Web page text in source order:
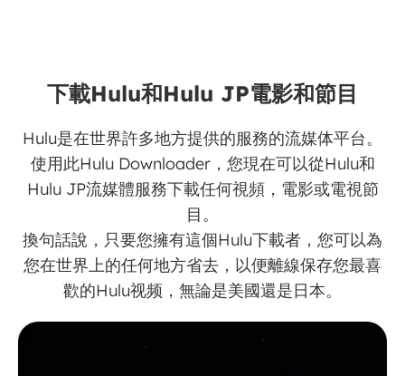
下載Hulu和Hulu JP電影和節目
Hulu是在世界許多地方提供的服務的流媒体平台。
使用此Hulu Downloader，您現在可以從Hulu和
Hulu JP流媒體服務下載任何視頻，電影或電視節
目。
換句話說，只要您擁有這個Hulu下載者，您可以為
您在世界上的任何地方省去，以便離線保存您最喜
歡的Hulu视频，無論是美國還是日本。